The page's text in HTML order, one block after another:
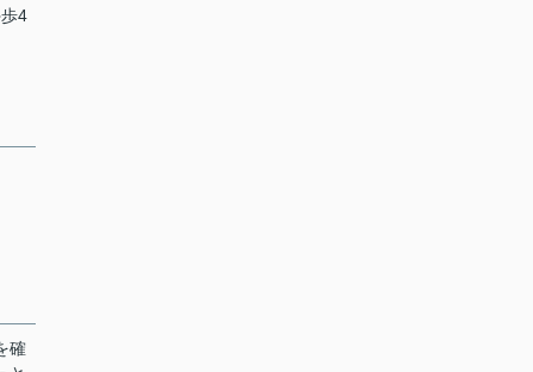
4
確